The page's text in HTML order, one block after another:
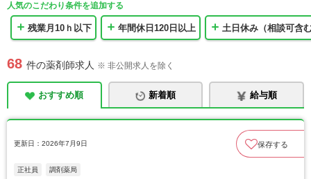
人気のこだわり条件を追加する
残業月10ｈ以下 年間休日120日以上 土日休み（相談可含
68 件の薬剤師求人 ※ 非公開求人を除く
おすすめ順 新着順 給与順
更新日：2026年7月9日 保存する
正社員 調剤薬局